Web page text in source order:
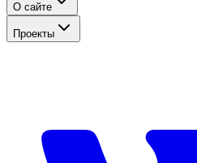
О сайте
Проекты